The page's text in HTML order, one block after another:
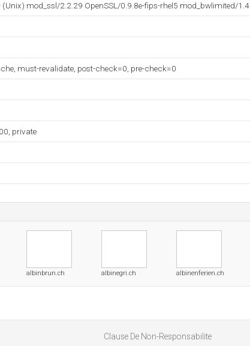
mod_ssl/2.2.29 OpenSSL/0.9.8e-fips-rhel5 mod_bwlimited/1.4
must-revalidate, post-check=0, pre-check=0
private
albinbrun.ch albinegri.ch albinenferien.ch
Clause De Non-Responsabilite